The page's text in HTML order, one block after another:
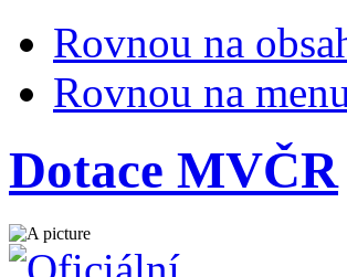
Rovnou na
Rovnou na
Dotace MVČR